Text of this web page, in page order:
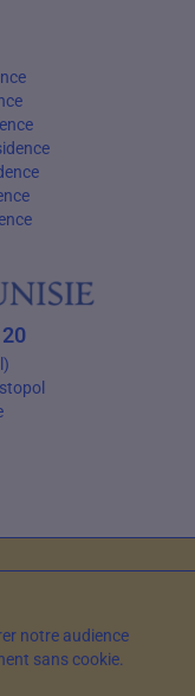
réservés
RESORTS— Mis à jour
notre audience
sans cookie.